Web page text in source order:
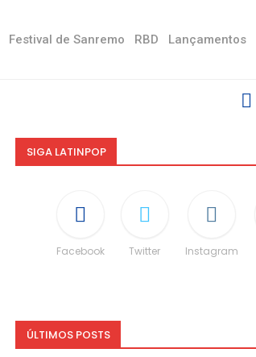
Festival de Sanremo RBD Lançamentos
SIGA LATINPOP
Facebook Twitter Instagram
ÚLTIMOS POSTS